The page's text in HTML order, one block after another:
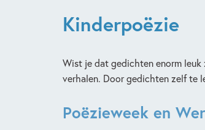
Kinderpoëzie
Wist je dat gedichten enorm leuk
verhalen. Door gedichten zelf te
Poëzieweek en